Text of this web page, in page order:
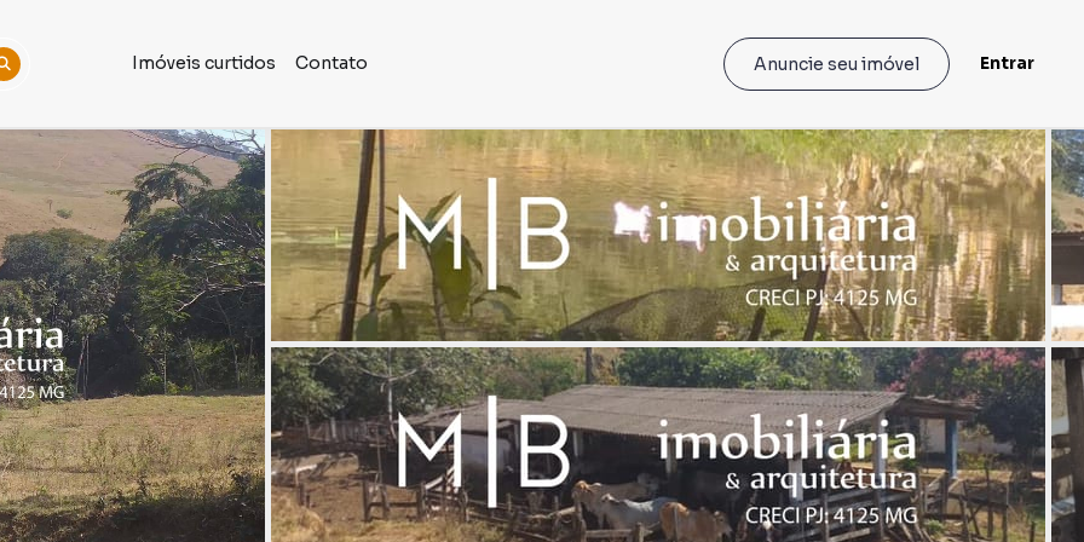
Imóveis curtidos Contato Anuncie seu imóvel Entrar